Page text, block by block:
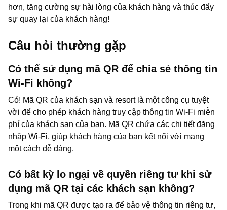
hơn, tăng cường sự hài lòng của khách hàng và thúc đẩy
sự quay lại của khách hàng!
Câu hỏi thường gặp
Có thể sử dụng mã QR để chia sẻ thông tin
Wi-Fi không?
Có! Mã QR của khách sạn và resort là một công cụ tuyệt
vời để cho phép khách hàng truy cập thông tin Wi-Fi miễn
phí của khách sạn của bạn. Mã QR chứa các chi tiết đăng
nhập Wi-Fi, giúp khách hàng của bạn kết nối với mạng
một cách dễ dàng.
Có bất kỳ lo ngại về quyền riêng tư khi sử
dụng mã QR tại các khách sạn không?
Trong khi mã QR được tạo ra để bảo vệ thông tin riêng tư,